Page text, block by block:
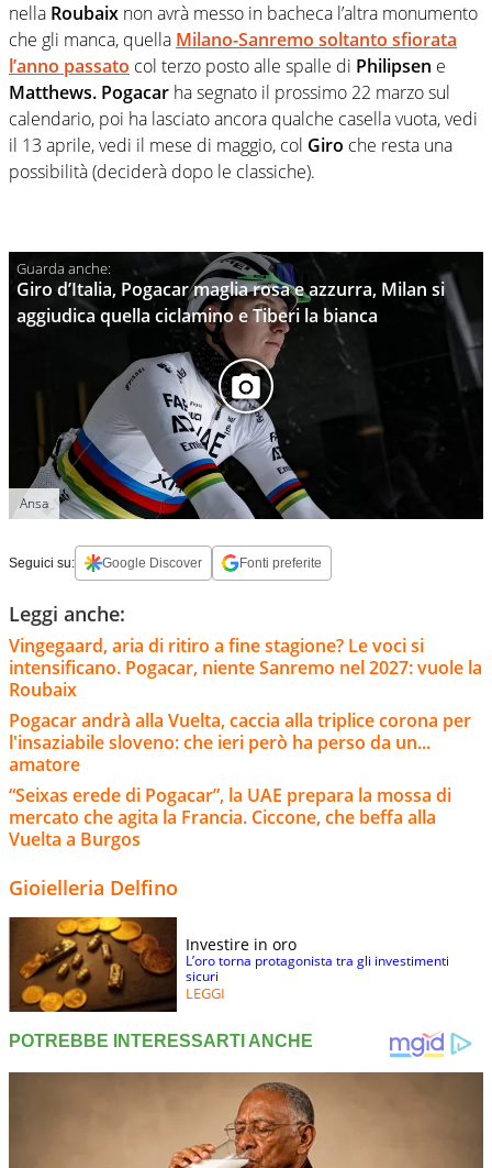
nella Roubaix non avrà messo in bacheca l’altra monumento
che gli manca, quella Milano-Sanremo soltanto sfiorata
l’anno passato col terzo posto alle spalle di Philipsen e
Matthews. Pogacar ha segnato il prossimo 22 marzo sul
calendario, poi ha lasciato ancora qualche casella vuota, vedi
il 13 aprile, vedi il mese di maggio, col Giro che resta una
possibilità (deciderà dopo le classiche).
Giro d’Italia, Pogacar maglia rosa e azzurra, Milan si
aggiudica quella ciclamino e Tiberi la bianca
Ansa
Seguici su: Google Discover Fonti preferite
Leggi anche:
Vingegaard, aria di ritiro a fine stagione? Le voci si
intensificano. Pogacar, niente Sanremo nel 2027: vuole la
Roubaix
Pogacar andrà alla Vuelta, caccia alla triplice corona per
l'insaziabile sloveno: che ieri però ha perso da un...
amatore
“Seixas erede di Pogacar”, la UAE prepara la mossa di
mercato che agita la Francia. Ciccone, che beffa alla
Vuelta a Burgos
Gioielleria Delfino
Investire in oro
L’oro torna protagonista tra gli investimenti
sicuri
LEGGI